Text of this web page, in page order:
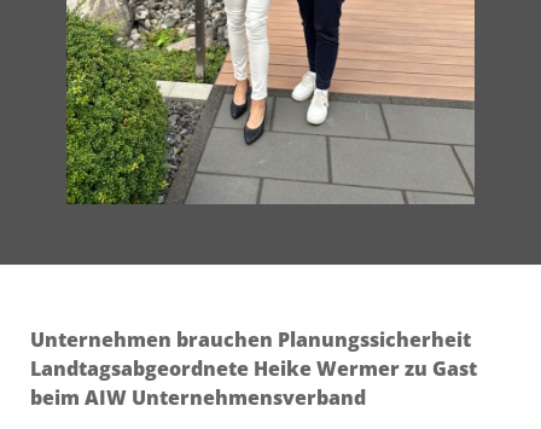
Unternehmen brauchen Planungssicherheit
Landtagsabgeordnete Heike Wermer zu Gast
beim AIW Unternehmensverband